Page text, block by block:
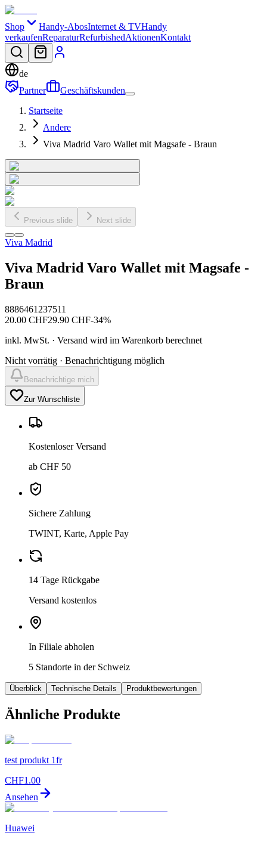
Shop Handy-AbosInternet & TVHandy
verkaufenReparaturRefurbishedAktionenKontakt
de
Partner
Geschäftskunden
Startseite
Andere
Viva Madrid Varo Wallet mit Magsafe - Braun
Previous slide Next slide
Viva Madrid
Viva Madrid Varo Wallet mit Magsafe -
Braun
8886461237511
20.00 CHF29.90 CHF-34%
inkl. MwSt. · Versand wird im Warenkorb berechnet
Nicht vorrätig · Benachrichtigung möglich
Benachrichtige mich
Zur Wunschliste
Kostenloser Versand
ab CHF 50
Sichere Zahlung
TWINT, Karte, Apple Pay
14 Tage Rückgabe
Versand kostenlos
In Filiale abholen
5 Standorte in der Schweiz
Überblick Technische Details Produktbewertungen
Ähnliche Produkte
test produkt 1fr
CHF1.00
Ansehen
Huawei